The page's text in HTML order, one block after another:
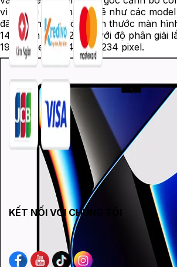
vì vuông vức, mạnh mẽ như các
đã nói, thiết bị có 2 kích thước màn
14,2 inch và 16,2 inch với độ phân giải
1964 pixel và 3456 x 2234 pixel.
KẾT NỐI VỚI CHÚNG TÔI